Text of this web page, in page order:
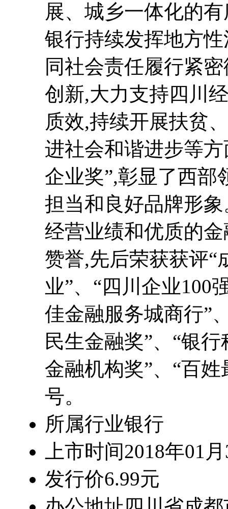
展、城乡一体化的
银行持续发挥地方
同社会责任履行紧
创新,大力支持四川
质效,持续开展扶贫
进社会和谐进步等
企业奖”,彰显了西部
担当和良好品牌形
经营业绩和优质的
赞誉,先后荣获获评“
业”、“四川企业100
佳金融服务城商行”
民生金融奖”、“银
金融机构奖”、“百
号。
所属行业银行
上市时间2018年01
发行价6.99元